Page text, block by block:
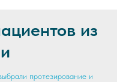
из
протезирование и